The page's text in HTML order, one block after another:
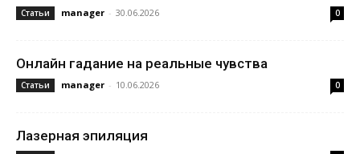
Статьи manager - 30.06.2026 0
Онлайн гадание на реальные чувства
Статьи manager - 10.06.2026 0
Лазерная эпиляция